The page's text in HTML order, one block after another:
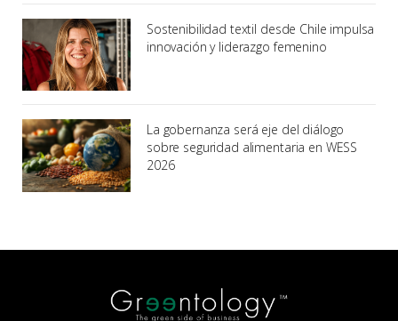
Sostenibilidad textil desde Chile impulsa
innovación y liderazgo femenino
La gobernanza será eje del diálogo
sobre seguridad alimentaria en WESS
2026